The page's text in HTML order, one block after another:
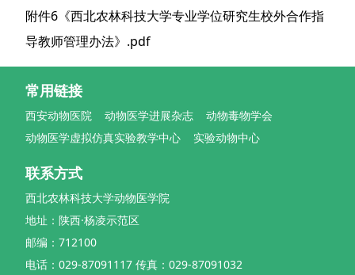
附件6《西北农林科技大学专业学位研究生校外合作指
导教师管理办法》.pdf
常用链接
西安动物医院 动物医学进展杂志
动物毒物学会
动物医学虚拟仿真实验教学中心
实验动物中心
联系方式
西北农林科技大学动物医学院
地址：陕西·杨凌示范区
邮编：712100
电话：029-87091117 传真：029-87091032